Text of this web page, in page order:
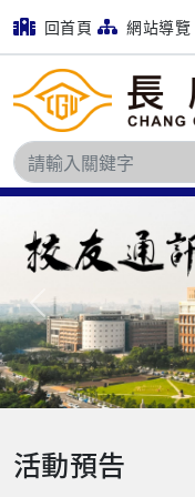
回首頁 網站導覽
Previous
活動預告